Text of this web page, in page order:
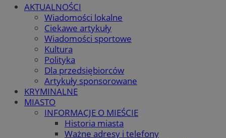
AKTUALNOŚCI
Wiadomości lokalne
Ciekawe artykuły
Wiadomości sportowe
Kultura
Polityka
Dla przedsiębiorców
Artykuły sponsorowane
KRYMINALNE
MIASTO
INFORMACJE O MIEŚCIE
Historia miasta
Ważne adresy i telefony